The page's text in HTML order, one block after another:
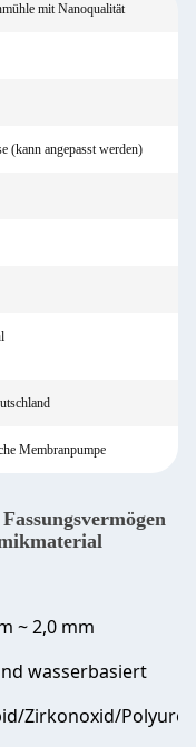
mit Nanoqualität
(kann angepasst werden)
Membranpumpe
~ 2,0 mm
wasserbasiert
Zirkonoxid/